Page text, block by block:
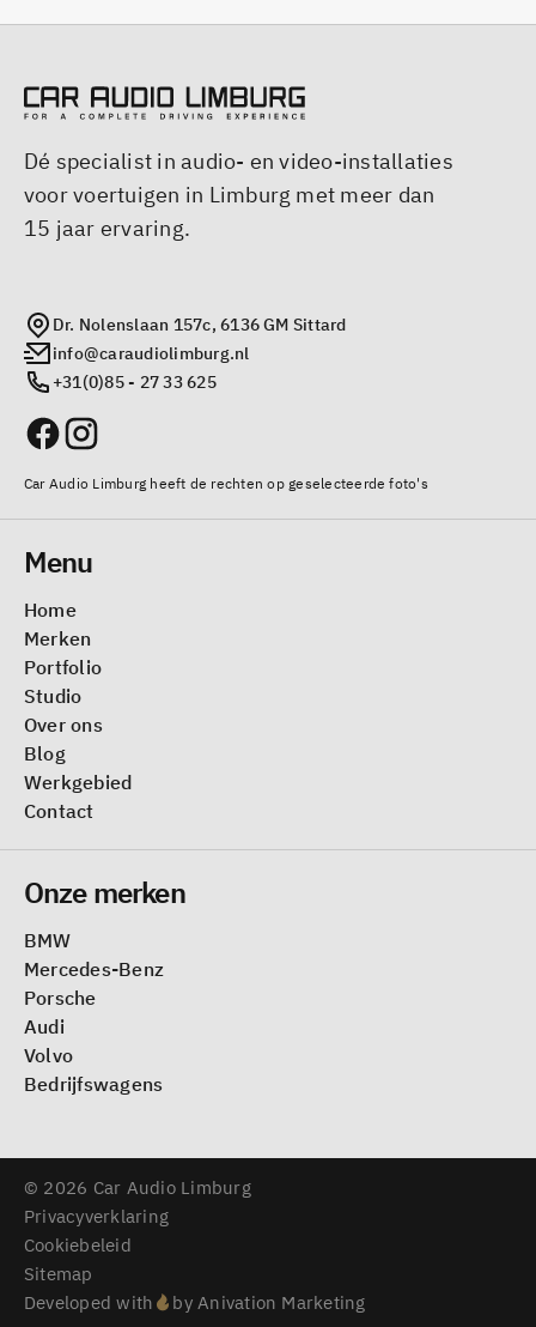
Dé specialist in audio- en video-installaties
voor voertuigen in Limburg met meer dan
15 jaar ervaring.
Dr. Nolenslaan 157c, 6136 GM Sittard
info@caraudiolimburg.nl
+31(0)85 - 27 33 625
Car Audio Limburg heeft de rechten op geselecteerde foto's
Menu
Home
Merken
Portfolio
Studio
Over ons
Blog
Werkgebied
Contact
Onze merken
BMW
Mercedes-Benz
Porsche
Audi
Volvo
Bedrijfswagens
© 2026 Car Audio Limburg
Privacyverklaring
Cookiebeleid
Sitemap
Developed with
by Anivation Marketing